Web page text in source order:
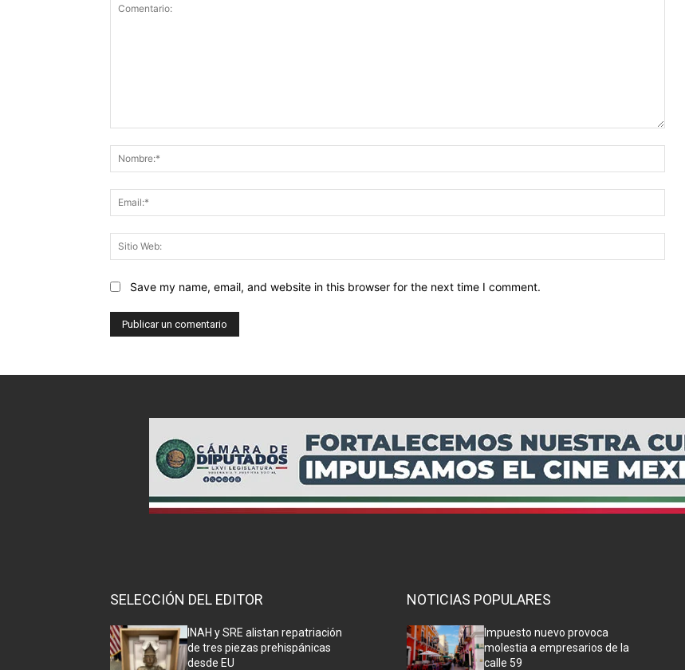
Web:
Save my name, email, and website in this browser for the next time I comment.
SELECCIÓN DEL EDITOR
INAH y SRE alistan repatriación
de tres piezas prehispánicas
desde EU
NOTICIAS POPULARES
Impuesto nuevo provoca
molestia a empresarios de la
calle 59